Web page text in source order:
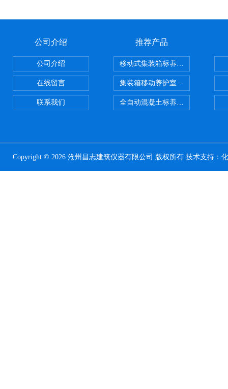
公司介绍
公司介绍
在线留言
联系我们
推荐产品
移动式集装箱标养室 养护室设备
集装箱移动养护室 标养室
全自动混凝土标养室恒温恒湿设备
Copyright © 2026 沧州昌志建筑仪器有限公司 版权所有 技术支持：